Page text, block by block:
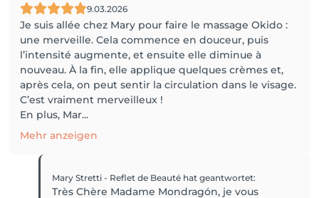
9.03.2026
Je suis allée chez Mary pour faire le massage Okido :
une merveille. Cela commence en douceur, puis
l’intensité augmente, et ensuite elle diminue à
nouveau. À la fin, elle applique quelques crèmes et,
après cela, on peut sentir la circulation dans le visage.
C’est vraiment merveilleux !
En plus, Mar...
Mehr anzeigen
Mary Stretti - Reflet de Beauté hat geantwortet:
Très Chère Madame Mondragón, je vous